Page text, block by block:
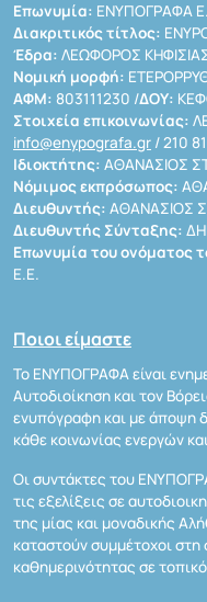
Επωνυμία: ΕΝΥΠΟΓΡΑΦΑ
Διακριτικός τίτλος:
Έδρα: ΛΕΩΦΟΡΟΣ
Νομική μορφή:
ΑΦΜ: 803111230 /ΔΟΥ:
Στοιχεία επικοινωνίας:
info@enypografa.gr / 210
Ιδιοκτήτης: ΑΘΑΝΑΣΙΟΣ
Νόμιμος εκπρόσωπος:
Διευθυντής: ΑΘΑΝΑΣΙΟΣ
Διευθυντής Σύνταξης:
Επωνυμία του ονόματος
Ε.Ε.
Ποιοι είμαστε
Το ΕΝΥΠΟΓΡΑΦΑ είναι
Αυτοδιοίκηση και τον
ενυπόγραφη και με άποψη
κάθε κοινωνίας ενεργών
Οι συντάκτες του
τις εξελίξεις σε
της μίας και μοναδικής
καταστούν συμμέτοχοι
καθημερινότητας σε